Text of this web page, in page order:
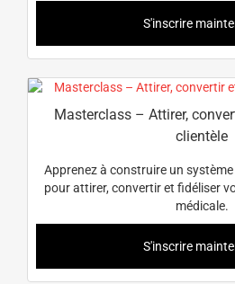
S'inscrire
Masterclass – Attirer,
clientèle
Apprenez à construire un
pour attirer, convertir et fidéliser
médicale.
S'inscrire